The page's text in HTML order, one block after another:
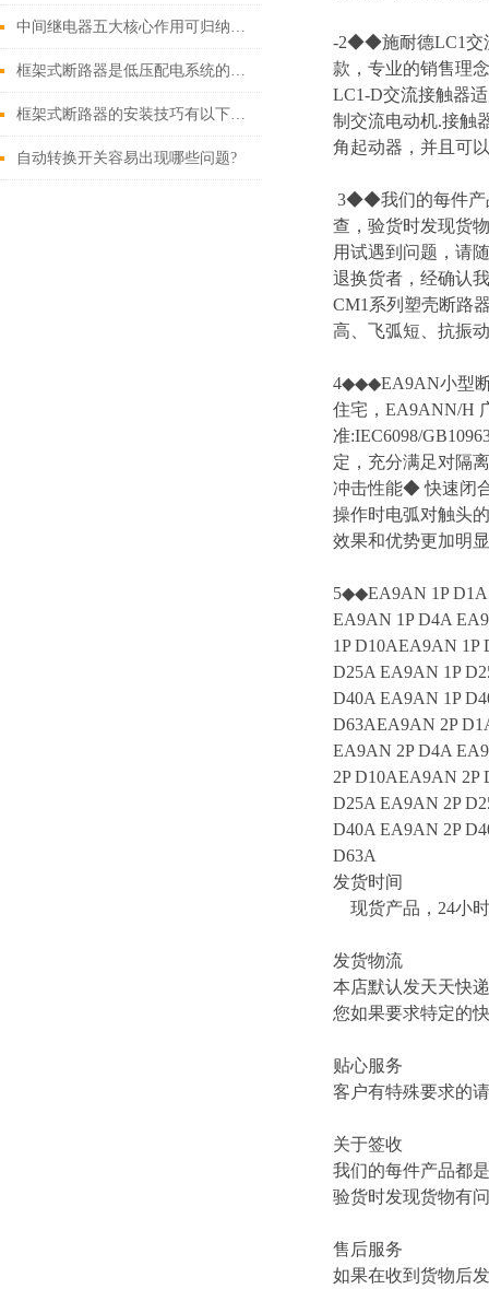
中间继电器五大核心作用可归纳如下
框架式断路器是低压配电系统的核心保护设备
框架式断路器的安装技巧有以下这些
自动转换开关容易出现哪些问题?
-2◆◆施耐德LC1交
款，专业的销售理
LC1-D交流接触器
制交流电动机.接触
角起动器，并且可
3◆◆我们的每件产
查，验货时发现货
用试遇到问题，请
退换货者，经确认
CM1系列塑壳断路
高、飞弧短、抗振
4◆◆◆EA9AN小型
住宅，EA9ANN/H
准:IEC6098/
定，充分满足对隔
冲击性能◆ 快速闭
操作时电弧对触头
效果和优势更加明
5◆◆EA9AN 1P D1A
EA9AN 1P D4A
1P D10AEA9AN 1P
D25A EA9AN 1P
D40A EA9AN 1P
D63AEA9AN 2P
EA9AN 2P D4A
2P D10AEA9AN 2P
D25A EA9AN 2P
D40A EA9AN 2P
D63A
发货时间
现货产品，24小
发货物流
本店默认发天天快
您如果要求特定的
贴心服务
客户有特殊要求的
关于签收
我们的每件产品都
验货时发现货物有
售后服务
如果在收到货物后